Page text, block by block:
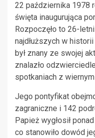
22 października 1978
święta inaugurująca
Rozpoczęło to 26-
najdłuższych w
był znany ze swojej
znalazło
spotkaniach z
Jego pontyfikat
zagraniczne i 142
Papież wygłosił
co stanowiło dowód